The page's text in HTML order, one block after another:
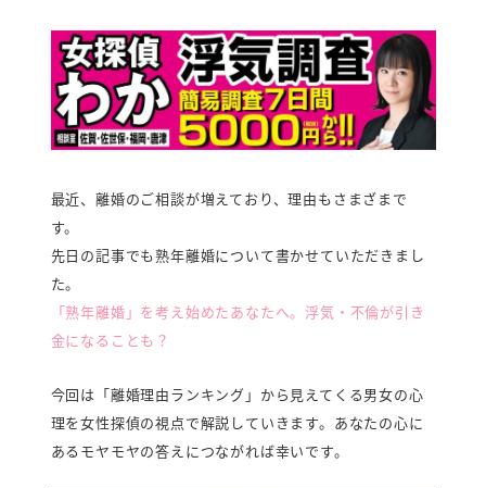
探偵読み物 お知らせ
プライバシーポリシー
0120-852-267 0120-905-718
面談や調査中により、女性探偵以外の
スタッフ対応となる場合があります。
メールで相談・お問い合わせ
最近、離婚のご相談が増えており、理由もさまざまで
す。
先日の記事でも熟年離婚について書かせていただきまし
た。
「熟年離婚」を考え始めたあなたへ。浮気・不倫が引き
金になることも？
今回は「離婚理由ランキング」から見えてくる男女の心
理を女性探偵の視点で解説していきます。あなたの心に
あるモヤモヤの答えにつながれば幸いです。